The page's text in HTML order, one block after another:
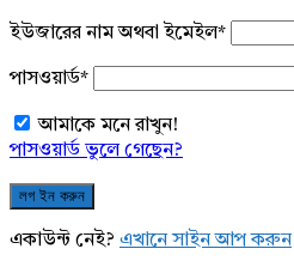
ইউজারের নাম অথবা ইমেইল*
পাসওয়ার্ড*
আমাকে মনে রাখুন!
পাসওয়ার্ড ভুলে গেছেন?
একাউন্ট নেই? এখানে সাইন আপ করুন